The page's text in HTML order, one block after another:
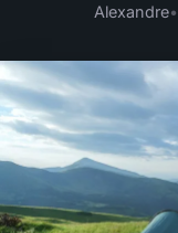
Alexandre•